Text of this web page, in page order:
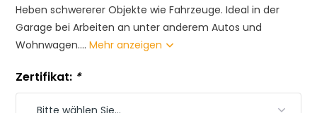
Heben schwererer Objekte wie Fahrzeuge. Ideal in der
Garage bei Arbeiten an unter anderem Autos und
Wohnwagen....Mehr anzeigen
Zertifikat: *